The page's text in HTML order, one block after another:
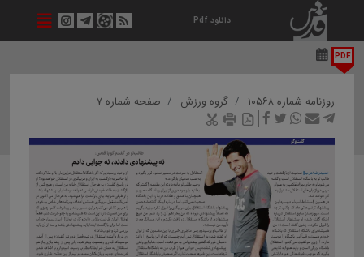
دانلود Pdf
PDF
روزنامه شماره ۱۰۵۶۸ گروه ورزش صفحه شماره ۷